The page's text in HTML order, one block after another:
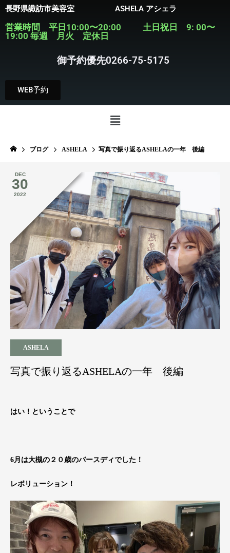
長野県諏訪市美容室 ASHELA アシェラ
営業時間 平日10:00〜20:00 土日祝日 9: 00〜
19:00 毎週 月火 定休日
御予約優先0266-75-5175
WEB予約
ブログ ASHELA 写真で振り返るASHELAの一年 後編
DEC
30
2022
ASHELA
写真で振り返るASHELAの一年 後編
はい！ということで
6月は大槻の２０歳のバースディでした！
レボリューション！